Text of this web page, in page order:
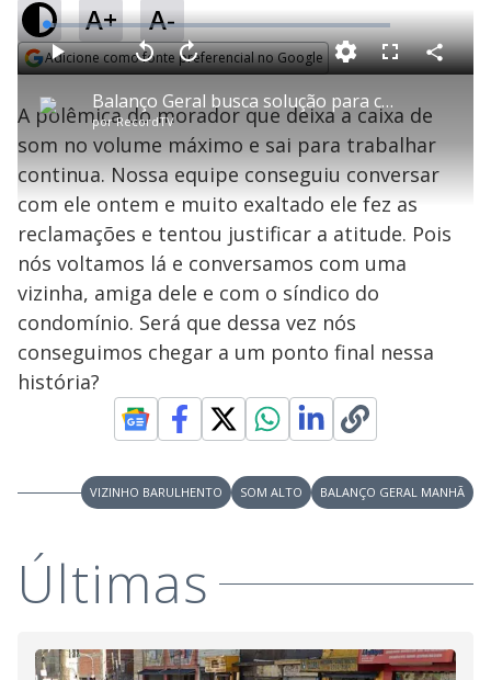
A+ A-
Adicione como fonte preferencial no Google
P
l
a
y
V
i
d
e
o
Balanço Geral busca solução para caso do morador que deixa som alto e incomoda vizinhos
porRecordTV
P V
t
a
r
0
e
g
n
d
s
A
n
ç
a
1
s
e
u
n
o
s
M
u
d
o
L
o
a
d
e
:
2
.
1
2
%
F
l
s
c
e
n
C
o
i
a
A polêmica do morador que deixa a caixa de
som no volume máximo e sai para trabalhar
continua. Nossa equipe conseguiu conversar
com ele ontem e muito exaltado ele fez as
reclamações e tentou justificar a atitude. Pois
nós voltamos lá e conversamos com uma
vizinha, amiga dele e com o síndico do
condomínio. Será que dessa vez nós
conseguimos chegar a um ponto final nessa
história?
VIZINHO BARULHENTO SOM ALTO BALANÇO GERAL MANHÃ
Últimas